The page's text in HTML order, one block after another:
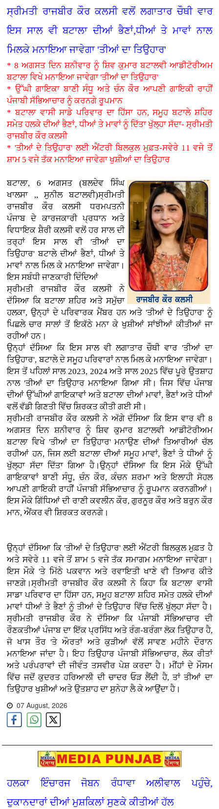
ਸ੍ਰੀਮਤੀ ਰਾਜਬੀਰ ਕੌਰ ਕਲਸੀ ਵਲੋਂ ਲਗਾਤਾਰ ਚੌਥੀ ਵਾਰ
ਇਸ ਸਾਲ ਵੀ ਬਟਾਲਾ ਦੀਆਂ ਭੈਣਾਂ,ਧੀਆਂ ਤੇ ਮਾਵਾਂ ਨਾਲ
ਮਿਲਕੇ ਮਨਾਇਆ ਜਾਵੇਗਾ 'ਤੀਆਂ ਦਾ ਤਿਉਹਾਰ'
* 8 ਅਗਸਤ ਦਿਨ ਸ਼ਨੀਵਾਰ ਨੂੰ ਸ਼ਿਵ ਕੁਮਾਰ ਬਟਾਲਵੀ ਆਡੀਟੋਰੀਅਮ
ਬਟਾਲਾ ਵਿਖੇ ਮਨਾਇਆ ਜਾਵੇਗਾ 'ਤੀਆਂ ਦਾ ਤਿਉਹਾਰ'
* ਉੱਘੀ ਗਾਇਕਾ ਬਾਣੀ ਸੰਧੂ ਅਤੇ ਚੰਨ ਕੌਰ ਆਪਣੀ ਗਾਇਕੀ ਰਾਹੀਂ
ਪੰਜਾਬੀ ਸੱਭਿਆਚਾਰ ਨੂੰ ਕਰਨਗੇ ਰੂਪਮਾਨ
* ਬਟਾਲਾ ਵਾਸੀ ਸਾਡੇ ਪਰਿਵਾਰ ਦਾ ਹਿੱਸਾ ਹਨ, ਸਮੂਹ ਬਟਾਲੇ ਸ਼ਹਿਰ
ਸਮੇਤ ਹਲਕੇ ਦੀਆਂ ਭੈਣਾਂ, ਧੀਆਂ ਤੇ ਮਾਵਾਂ ਨੂੰ ਦਿੱਤਾ ਖੁੱਲ੍ਹਾ ਸੱਦਾ- ਸ੍ਰੀਮਤੀ
ਰਾਜਬੀਰ ਕੌਰ ਕਲਸੀ
* 'ਤੀਆਂ ਦੇ ਤਿਉਹਾਰ' ਲਈ ਐਂਟਰੀ ਬਿਲਕੁਲ ਮੁਫ਼ਤ-ਸਵੇਰੇ 11 ਵਜੇ ਤੋਂ
ਸ਼ਾਮ 5 ਵਜੇ ਤੱਕ ਮਨਾਇਆ ਜਾਵੇਗਾ ਖੁਸ਼ੀਆਂ ਦਾ ਤਿਉਹਾਰ
ਬਟਾਲਾ, 6 ਅਗਸਤ (ਬਲਦੇਵ ਸਿੰਘ
ਖਾਲਸਾ ,, ਸੁਨੀਲ ਬਟਾਲਵੀ)ਸ੍ਰੀਮਤੀ
ਰਾਜਬੀਰ ਕੌਰ ਕਲਸੀ ਧਰਮਪਤਨੀ
ਪੰਜਾਬ ਦੇ ਕਾਰਜਕਾਰੀ ਪ੍ਰਧਾਨ ਅਤੇ
ਵਿਧਾਇਕ ਸ਼ੈਰੀ ਕਲਸੀ ਵਲੋਂ ਹਰ ਸਾਲ ਦੀ
ਤਰ੍ਹਾਂ ਇਸ ਸਾਲ ਵੀ 'ਤੀਆਂ ਦਾ
ਤਿਉਹਾਰ' ਬਟਾਲੇ ਦੀਆਂ ਭੈਣਾਂ, ਧੀਆਂ ਤੇ
ਮਾਵਾਂ ਨਾਲ ਮਿਲ ਕੇ ਮਨਾਇਆ ਜਾਵੇਗਾ।
ਇਸ ਸਬੰਧੀ ਜਾਣਕਾਰੀ ਦਿੰਦਿਆਂ
ਸ੍ਰੀਮਤੀ ਰਾਜਬੀਰ ਕੌਰ ਕਲਸੀ ਨੇ
ਦੱਸਿਆ ਕਿ ਬਟਾਲਾ ਸ਼ਹਿਰ ਅਤੇ ਸਮੁੱਚਾ
ਹਲਕਾ, ਉਨ੍ਹਾਂ ਦੇ ਪਰਿਵਾਰਕ ਮੈਂਬਰ ਹਨ ਅਤੇ 'ਤੀਆਂ ਦੇ ਤਿਉਹਾਰ' ਨੂੰ
ਪਿਛਲੇ ਚਾਰ ਸਾਲਾਂ ਤੋਂ ਇਕੱਠੇ ਮਨਾ ਕੇ ਖੁਸ਼ੀਆਂ ਸਾਂਝੀਆਂ ਕੀਤੀਆਂ ਜਾ
ਰਹੀਆਂ ਹਨ।
ਉਨ੍ਹਾਂ ਦੱਸਿਆ ਕਿ ਇਸ ਸਾਲ ਵੀ ਲਗਾਤਾਰ ਚੌਥੀ ਵਾਰ 'ਤੀਆਂ ਦਾ
ਤਿਉਹਾਰ', ਬਟਾਲੇ ਦੇ ਸਮੂਹ ਪਰਿਵਾਰਾਂ ਨਾਲ ਮਿਲ ਕੇ ਮਨਾਇਆ ਜਾਵੇਗਾ।
ਇਸ ਤੋਂ ਪਹਿਲਾਂ ਸਾਲ 2023, 2024 ਅਤੇ ਸਾਲ 2025 ਵਿੱਚ ਪੂਰੇ ਉਤਸ਼ਾਹ
ਨਾਲ 'ਤੀਆਂ ਦਾ ਤਿਉਹਾਰ ਮਨਾਇਆ ਗਿਆ ਸੀ। ਜਿਸ ਵਿੱਚ ਪੰਜਾਬ
ਦੀਆਂ ਉੱਘੀਆਂ ਗਾਇਕਾਵਾਂ ਅਤੇ ਬਟਾਲਾ ਦੀਆਂ ਮਾਵਾਂ, ਭੈਣਾਂ ਅਤੇ ਧੀਆਂ
ਵਲੋਂ ਵੱਡੀ ਗਿਣਤੀ ਵਿੱਚ ਸ਼ਿਰਕਤ ਕੀਤੀ ਗਈ ਸੀ।
ਸ੍ਰੀਮਤੀ ਰਾਜਬੀਰ ਕੌਰ ਕਲਸੀ ਨੇ ਅੱਗੇ ਦੱਸਿਆ ਕਿ ਇਸ ਵਾਰ ਵੀ 8
ਅਗਸਤ ਦਿਨ ਸ਼ਨੀਵਾਰ ਨੂੰ ਸ਼ਿਵ ਕੁਮਾਰ ਬਟਾਲਵੀ ਆਡੀਟੋਰੀਅਮ
ਬਟਾਲਾ ਵਿਖੇ 'ਤੀਆਂ ਦਾ ਤਿਉਹਾਰ' ਮਨਾਉਣ ਦੀਆਂ ਤਿਆਰੀਆਂ ਚੱਲ
ਰਹੀਆਂ ਹਨ, ਜਿਸ ਲਈ ਬਟਾਲਾ ਦੀਆਂ ਸਮੂਹ ਮਾਵਾਂ, ਭੈਣਾਂ ਤੇ ਧੀਆਂ ਨੂੰ
ਖੁੱਲ੍ਹਾ ਸੱਦਾ ਦਿੱਤਾ ਗਿਆ ਹੈ।ਉਨ੍ਹਾਂ ਦੱਸਿਆ ਕਿ ਇਸ ਮੌਕੇ ਉੱਘੀ
ਗਾਇਕਾਵਾਂ ਬਾਣੀ ਸੰਧੂ, ਚੰਨ ਕੌਰ, ਕੰਚਨ ਸ਼ਰਮਾ ਅਤੇ ਇਲਾਹੀ ਸੋਹਲ
ਆਪਣੀ ਗਾਇਕੀ ਰਾਹੀਂ ਪੰਜਾਬੀ ਸੱਭਿਆਚਾਰ ਨੂੰ ਰੂਪਮਾਨ ਕਰਨਗੀਆਂ।
ਇਸ ਮੌਕੇ ਗਿੱਧਿਆਂ ਦੀ ਰਾਣੀ ਕਵਲੀਨ ਕੌਰ, ਗੁਰਨੂਰ ਕੌਰ ਅਤੇ ਬਰੁਨ ਕੌਰ
ਮਾਨ, ਐਂਕਰ ਵੀ ਸ਼ਿਰਕਤ ਕਰਨਗੇ।
ਉਨ੍ਹਾਂ ਦੱਸਿਆ ਕਿ 'ਤੀਆਂ ਦੇ ਤਿਉਹਾਰ' ਲਈ ਐਂਟਰੀ ਬਿਲਕੁਲ ਮੁਫ਼ਤ ਹੈ
ਅਤੇ ਸਵੇਰੇ 11 ਵਜੇ ਤੋਂ ਸ਼ਾਮ 5 ਵਜੇ ਤੱਕ ਸਮਾਗਮ ਮਨਾਇਆ ਜਾਵੇਗਾ।
ਇਸ ਮੌਕੇ 'ਤੇ ਮਿੱਠੇ ਪਕਵਾਨ ਅਤੇ ਰਵਾਇਤੀ ਖਾਣੇ ਵੀ ਤਿਆਰ ਕੀਤੇ
ਜਾਣਗੇ।ਸ੍ਰੀਮਤੀ ਰਾਜਬੀਰ ਕੌਰ ਕਲਸੀ ਨੇ ਕਿਹਾ ਕਿ ਬਟਾਲਾ ਵਾਸੀ
ਸਾਡਾ ਪਰਿਵਾਰ ਦਾ ਹਿੱਸਾ ਹਨ, ਸਮੂਹ ਬਟਾਲਾ ਸ਼ਹਿਰ ਸਮੇਤ ਹਲਕੇ ਦੀਆਂ
ਮਾਵਾਂ ਧੀਆਂ ਤੇ ਭੈਣਾਂ ਨੂੰ ਤੀਆਂ ਦੇ ਤਿਉਹਾਰ ਵਿੱਚ ਦਿਲੋਂ ਖੁੱਲ੍ਹਾ ਸੱਦਾ ਹੈ।
ਸ੍ਰੀਮਤੀ ਰਾਜਬੀਰ ਕੌਰ ਨੇ ਦੱਸਿਆ ਕਿ ਪੰਜਾਬੀ ਸੱਭਿਆਚਾਰ ਦੀ
ਰੌਣਕਤੀਆਂ ਪੰਜਾਬ ਦਾ ਇੱਕ ਪ੍ਰਸਿੱਧ ਅਤੇ ਰੰਗ-ਬਰੰਗਾ ਲੋਕ ਤਿਉਹਾਰ ਹੈ,
ਜੋ ਖਾਸ ਤੌਰ 'ਤੇ ਔਰਤਾਂ ਅਤੇ ਕੁੜੀਆਂ ਵੱਲੋਂ ਸਾਵਣ ਮਹੀਨੇ ਦੌਰਾਨ
ਮਨਾਇਆ ਜਾਂਦਾ ਹੈ। ਇਹ ਤਿਉਹਾਰ ਪੰਜਾਬੀ ਸੱਭਿਆਚਾਰ, ਲੋਕ ਰੀਤਾਂ
ਅਤੇ ਪਰੰਪਰਾਵਾਂ ਦੀ ਜੀਵੰਤ ਤਸਵੀਰ ਪੇਸ਼ ਕਰਦਾ ਹੈ। ਮੀਂਹਾਂ ਦੇ ਮੌਸਮ
ਵਿੱਚ ਜਦੋਂ ਕੁਦਰਤ ਹਰਿਆਲੀ ਦੀ ਚਾਦਰ ਓੜ ਲੈਂਦੀ ਹੈ, ਤਾਂ ਤੀਆਂ ਦਾ
ਤਿਉਹਾਰ ਖੁਸ਼ੀਆਂ ਅਤੇ ਉਤਸ਼ਾਹ ਦਾ ਸੁਨੇਹਾ ਲੈ ਕੇ ਆਉਂਦਾ ਹੈ।
07 August, 2026
ਹਲਕਾ ਇੰਚਾਰਜ ਜੋਬਨ ਰੰਧਾਵਾ ਅਲੀਵਾਲ ਪਹੁੰਚੇ,
ਦੁਕਾਨਦਾਰਾਂ ਦੀਆਂ ਮੁਸ਼ਕਿਲਾਂ ਸੁਣਕੇ ਕੀਤੀਆਂ ਹੱਲ